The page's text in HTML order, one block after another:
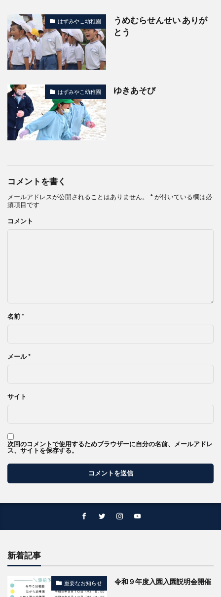
はずみやこ幼稚園
うめむらせんせい ありが
とう
はずみやこ幼稚園 ゆきあそび
コメントを書く
メールアドレスが公開されることはありません。 *が付いている欄は必
須項目です
コメント
名前*
メール*
サイト
次回のコメントで使用するためブラウザーに自分の名前、メールアドレ
ス、サイトを保存する。
新着記事
重要なお知らせ 令和９年度入園入園説明会開催